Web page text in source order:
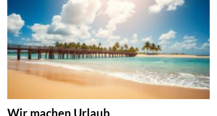
Wir machen Urlaub